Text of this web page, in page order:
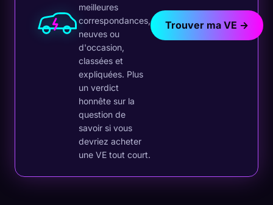
meilleures
correspondances,
neuves ou
d'occasion,
classées et
expliquées. Plus
un verdict
honnête sur la
question de
savoir si vous
devriez acheter
une VE tout court.
Trouver ma VE →